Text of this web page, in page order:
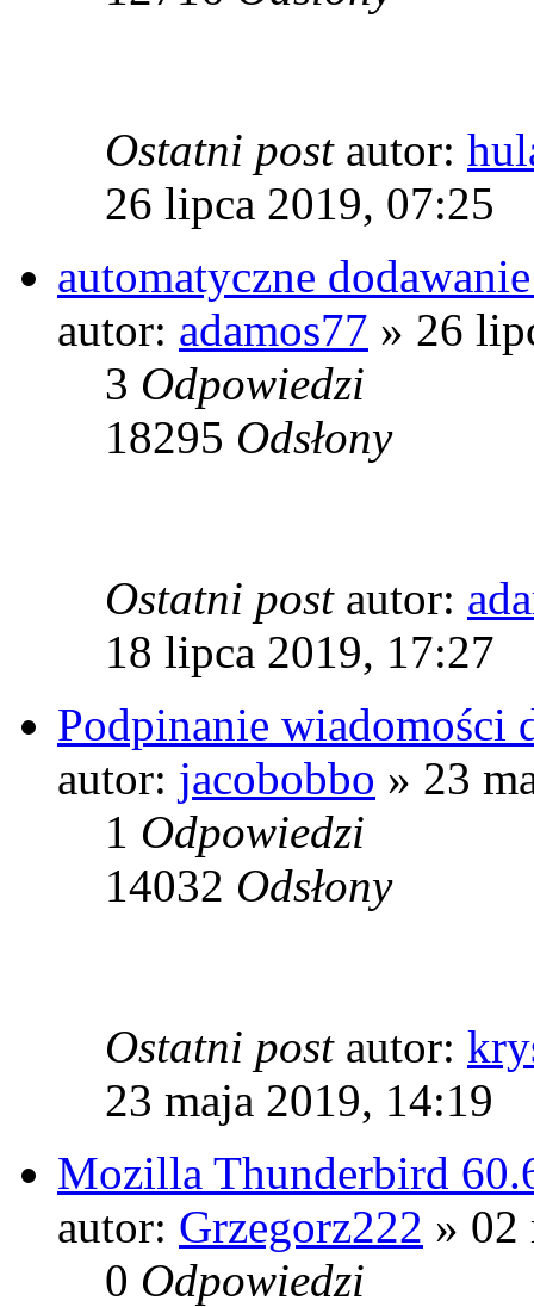
Ostatni post autor:
26 lipca 2019, 07:25
automatyczne
autor: adamos77 » 26
3 Odpowiedzi
18295 Odsłony
Ostatni post autor:
18 lipca 2019, 17:27
Podpinanie wiadomości
autor: jacobobbo » 23
1 Odpowiedzi
14032 Odsłony
Ostatni post autor:
23 maja 2019, 14:19
Mozilla Thunderbird
autor: Grzegorz222 » 02
0 Odpowiedzi